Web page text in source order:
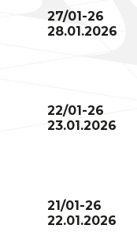
27/01-26
28.01.2026
22/01-26
23.01.2026
21/01-26
22.01.2026